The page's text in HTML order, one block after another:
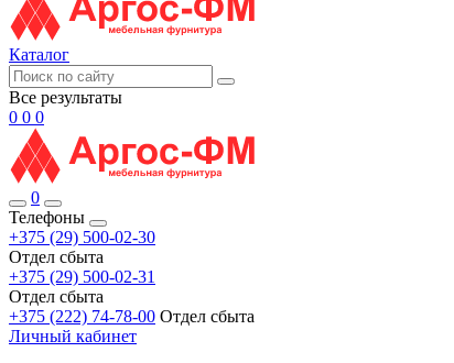
Каталог
Все результаты
0 0 0
0
Телефоны
+375 (29) 500-02-30
Отдел сбыта
+375 (29) 500-02-31
Отдел сбыта
+375 (222) 74-78-00 Отдел сбыта
Личный кабинет